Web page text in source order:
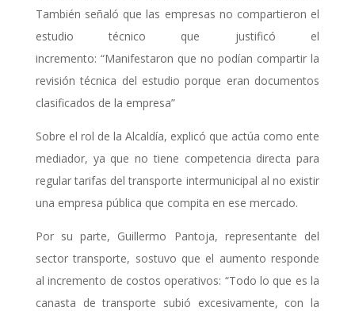
También señaló que las empresas no compartieron el
estudio técnico que justificó el
incremento: “Manifestaron que no podían compartir la
revisión técnica del estudio porque eran documentos
clasificados de la empresa”
Sobre el rol de la Alcaldía, explicó que actúa como ente
mediador, ya que no tiene competencia directa para
regular tarifas del transporte intermunicipal al no existir
una empresa pública que compita en ese mercado.
Por su parte, Guillermo Pantoja, representante del
sector transporte, sostuvo que el aumento responde
al incremento de costos operativos: “Todo lo que es la
canasta de transporte subió excesivamente, con la